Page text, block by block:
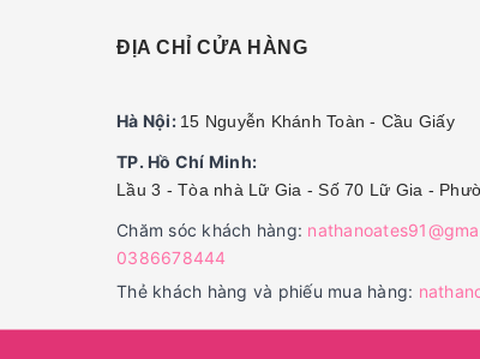
ĐỊA CHỈ CỬA HÀNG
Hà Nội: 15 Nguyễn Khánh Toàn - Cầu Giấy
TP. Hồ Chí Minh:
Lầu 3 - Tòa nhà Lữ Gia - Số 70 Lữ Gia -
Chăm sóc khách hàng:
0386678444
Thẻ khách hàng và phiếu mua hàng: